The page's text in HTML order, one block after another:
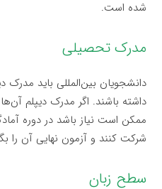
شده است.
مدرک تحصیلی
داشته باشند. اگر مدرک دیپلم
شرکت کنند و آزمون نهایی آن را
سطح زبان